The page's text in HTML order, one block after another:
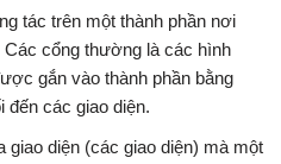
tác trên một thành phần nơi
cổng thường là các hình
gắn vào thành phần bằng
đến các giao diện.
giao diện (các giao diện) mà một